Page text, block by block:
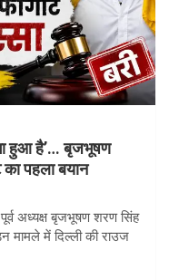
हुआ है’… बृजभूषण
पहला बयान
अध्यक्ष बृजभूषण शरण सिंह
मामले में दिल्ली की राउज